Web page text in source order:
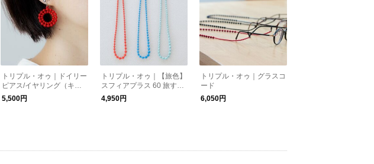
トリプル・オゥ｜ドイリー
ピアス/イヤリング（キュ
プラ）
5,500円
トリプル・オゥ｜【旅色】
スフィアプラス 60 旅する
色 in 群馬
4,950円
トリプル・オゥ｜グラスコ
ード
6,050円